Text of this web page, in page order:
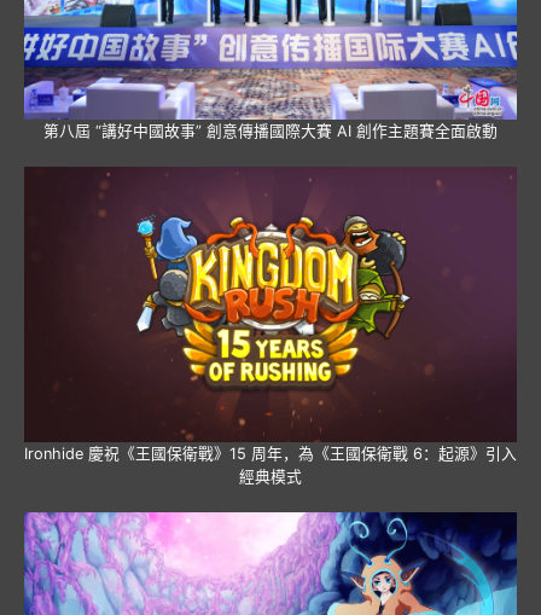
第八屆 “講好中國故事” 創意傳播國際大賽 AI 創作主題賽全面啟動
Ironhide 慶祝《王國保衛戰》15 周年，為《王國保衛戰 6：起源》引入
經典模式